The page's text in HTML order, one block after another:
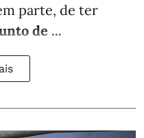
parte, de ter
de ...